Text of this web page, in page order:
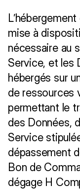
mise à
nécessaire au
Service, et les
hébergés sur
de ressources
permettant le
des Données,
Service
dépassement
Bon de
dégage H